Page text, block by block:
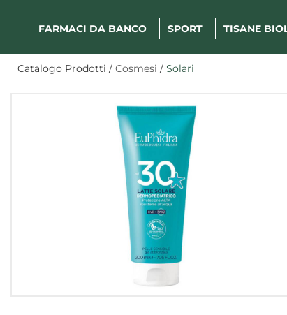
FARMACI DA BANCO SPORT TISANE
Catalogo Prodotti / Cosmesi / Solari